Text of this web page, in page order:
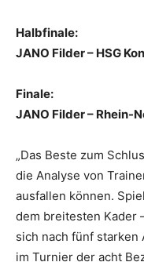
Halbfinale:
JANO Filder – HSG
Finale:
JANO Filder – Rhein-
„Das Beste zum
die Analyse von
ausfallen können.
dem breitesten Kader
sich nach fünf
im Turnier der acht